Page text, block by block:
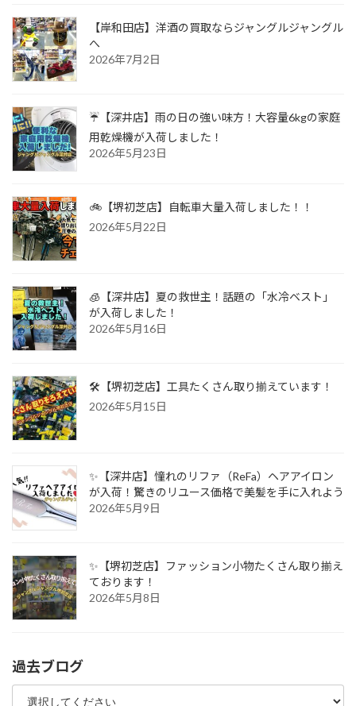
【岸和田店】洋酒の買取ならジャングルジャングル
へ
2026年7月2日
☔【深井店】雨の日の強い味方！大容量6kgの家庭
用乾燥機が入荷しました！
2026年5月23日
🚲【堺初芝店】自転車大量入荷しました！！
2026年5月22日
🧊【深井店】夏の救世主！話題の「水冷ベスト」
が入荷しました！
2026年5月16日
🛠️【堺初芝店】工具たくさん取り揃えています！
2026年5月15日
✨【深井店】憧れのリファ（ReFa）ヘアアイロン
が入荷！驚きのリユース価格で美髪を手に入れよう
2026年5月9日
✨【堺初芝店】ファッション小物たくさん取り揃え
ております！
2026年5月8日
過去ブログ